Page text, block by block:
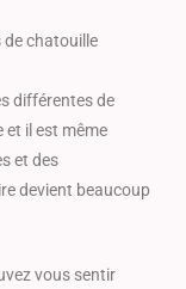
de chatouille
différentes de
et il est même
et des
devient beaucoup
vous sentir